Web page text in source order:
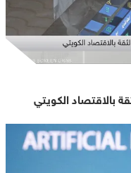
بالاقتصاد الكويتي